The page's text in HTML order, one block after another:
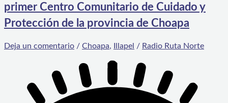
primer Centro Comunitario de Cuidado y
Protección de la provincia de Choapa
Deja un comentario / Choapa, Illapel / Radio Ruta Norte